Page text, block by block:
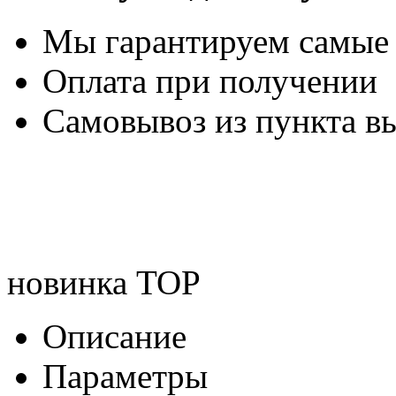
Мы гарантируем
Оплата при получении
Самовывоз из пункта
новинка TOP
Описание
Параметры